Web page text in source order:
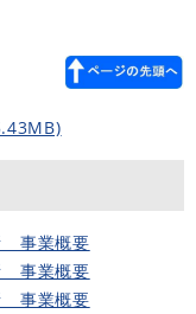
事業概要
事業概要
事業概要